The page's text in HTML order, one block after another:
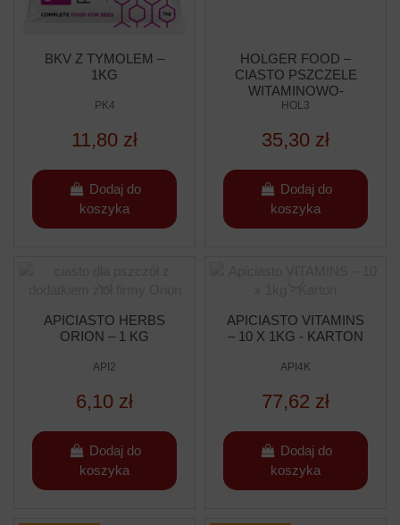
BKV Z TYMOLEM –
1KG
PK4
11,80 zł
Dodaj do
koszyka
HOLGER FOOD –
CIASTO PSZCZELE
WITAMINOWO-
BIAŁKOWE 5 KG
HOL3
35,30 zł
Dodaj do
koszyka
APICIASTO HERBS
ORION – 1 KG
API2
6,10 zł
Dodaj do
koszyka
APICIASTO VITAMINS
– 10 X 1KG - KARTON
API4K
77,62 zł
Dodaj do
koszyka